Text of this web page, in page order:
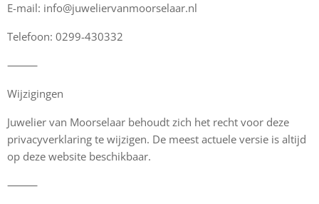
E-mail: info@juweliervanmoorselaar.nl
Telefoon: 0299-430332
⸻
Wijzigingen
Juwelier van Moorselaar behoudt zich het recht voor deze
privacyverklaring te wijzigen. De meest actuele versie is altijd
op deze website beschikbaar.
⸻